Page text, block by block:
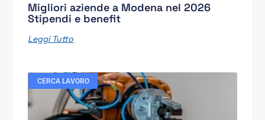
Migliori aziende a Modena nel 2026
Stipendi e benefit
Leggi Tutto
CERCA LAVORO